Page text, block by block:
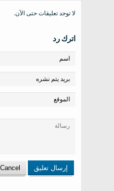
لا توجد تعليقات حتى الآن.
اترك رد